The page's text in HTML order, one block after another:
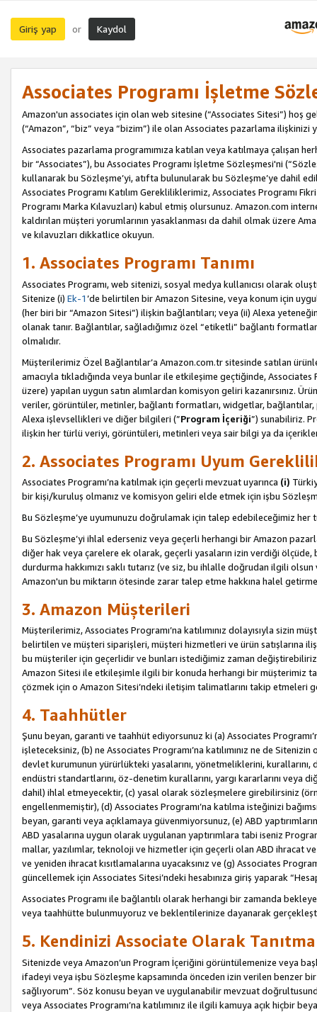
Giriş yap or Kaydol
Associates Programı İşletme
Amazon'un associates için olan web sitesine (“Associates Sitesi”) hoş
(“Amazon”, “biz” veya “bizim”) ile olan Associates pazarlama ilişkinizi
Associates pazarlama programımıza katılan veya katılmaya çalışan
bir “Associates”), bu Associates Programı İşletme Sözleşmesi'ni
kullanarak bu Sözleşme’yi, atıfta bulunularak bu Sözleşme’ye dahil
Associates Programı Katılım Gerekliliklerimiz, Associates Programı
Programı Marka Kılavuzları) kabul etmiş olursunuz. Amazon.com
kaldırılan müşteri yorumlarının yasaklanması da dahil olmak üzere
ve kılavuzları dikkatlice okuyun.
1. Associates Programı Tanımı
Associates Programı, web sitenizi, sosyal medya kullanıcısı olarak
Sitenize (i) Ek-1’de belirtilen bir Amazon Sitesine, veya konum için
(her biri bir “Amazon Sitesi”) ilişkin bağlantıları; veya (ii) Alexa
olanak tanır. Bağlantılar, sağladığımız özel “etiketli” bağlantı
olmalıdır.
Müşterilerimiz Özel Bağlantılar’a Amazon.com.tr sitesinde satılan
amacıyla tıkladığında veya bunlar ile etkileşime geçtiğinde,
üzere) yapılan uygun satın alımlardan komisyon geliri kazanırsınız.
veriler, görüntüler, metinler, bağlantı formatları, widgetlar,
Alexa işlevsellikleri ve diğer bilgileri (”Program İçeriği”) sunabiliriz.
ilişkin her türlü veriyi, görüntüleri, metinleri veya sair bilgi ya da içerikleri
2. Associates Programı Uyum
Associates Programı’na katılmak için geçerli mevzuat uyarınca (i)
bir kişi/kuruluş olmanız ve komisyon geliri elde etmek için işbu
Bu Sözleşme’ye uyumunuzu doğrulamak için talep edebileceğimiz
Bu Sözleşme’yi ihlal ederseniz veya geçerli herhangi bir Amazon
diğer hak veya çarelere ek olarak, geçerli yasaların izin verdiği
durdurma hakkımızı saklı tutarız (ve siz, bu ihlalle doğrudan ilgili
Amazon'un bu miktarın ötesinde zarar talep etme hakkına halel
3. Amazon Müşterileri
Müşterilerimiz, Associates Programı’na katılımınız dolayısıyla sizin
belirtilen ve müşteri siparişleri, müşteri hizmetleri ve ürün satışlarına
bu müşteriler için geçerlidir ve bunları istediğimiz zaman
Amazon Sitesi ile etkileşimle ilgili bir konuda herhangi bir müşterimiz
çözmek için o Amazon Sitesi’ndeki iletişim talimatlarını takip etmeleri
4. Taahhütler
Şunu beyan, garanti ve taahhüt ediyorsunuz ki (a) Associates
işleteceksiniz, (b) ne Associates Programı’na katılımınız ne de
devlet kurumunun yürürlükteki yasalarını, yönetmeliklerini,
endüstri standartlarını, öz-denetim kurallarını, yargı kararlarını
dahil) ihlal etmeyecektir, (c) yasal olarak sözleşmelere girebilirsiniz
engellenmemiştir), (d) Associates Programı’na katılma isteğinizi
beyan, garanti veya açıklamaya güvenmiyorsunuz, (e) ABD
ABD yasalarına uygun olarak uygulanan yaptırımlara tabi iseniz
mallar, yazılımlar, teknoloji ve hizmetler için geçerli olan ABD ihracat
ve yeniden ihracat kısıtlamalarına uyacaksınız ve (g) Associates
güncellemek için Associates Sitesi’ndeki hesabınıza giriş yaparak
Associates Programı ile bağlantılı olarak herhangi bir zamanda
veya taahhütte bulunmuyoruz ve beklentilerinize dayanarak
5. Kendinizi Associate Olarak
Sitenizde veya Amazon’un Program İçeriğini görüntülemenize veya
ifadeyi veya işbu Sözleşme kapsamında önceden izin verilen benzer
sağlıyorum”. Söz konusu beyan ve uygulanabilir mevzuat
veya Associates Programı’na katılımınız ile ilgili kamuya açık hiçbir